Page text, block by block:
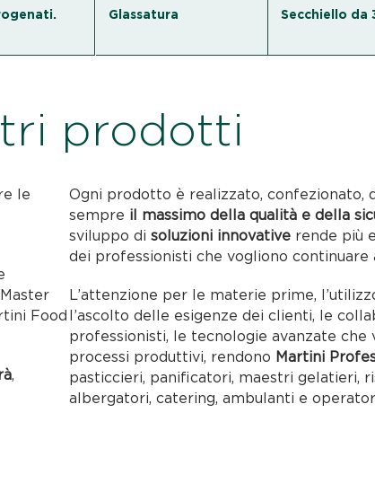
Glassatura Secchiello da
prodotti
le
Food
,
Ogni prodotto è realizzato, confezionato,
sempre il massimo della qualità e della
sviluppo di soluzioni innovative rende più
dei professionisti che vogliono
L’attenzione per le materie prime,
l’ascolto delle esigenze dei clienti, le
professionisti, le tecnologie avanzate che
processi produttivi, rendono Martini
pasticcieri, panificatori, maestri gelatieri,
albergatori, catering, ambulanti e